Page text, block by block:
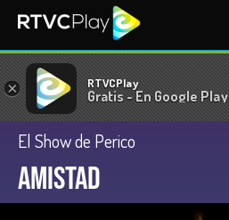
× RTVCPlay
Gratis - En Google Play
El Show de Perico
Amistad